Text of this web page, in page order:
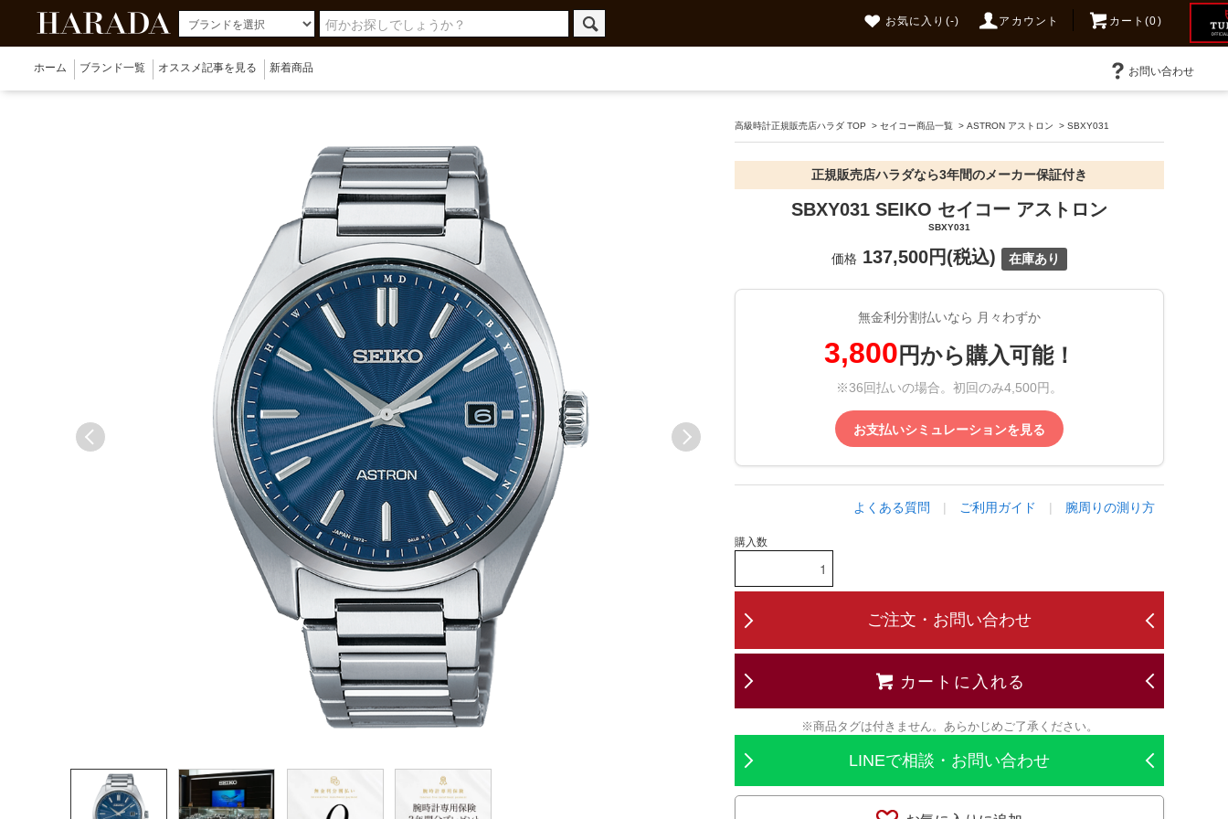
お気に入り (-) アカウント カート(0)
ホーム ブランド一覧 オススメ記事を見る 新着商品 お問い合わせ
高級時計正規販売店ハラダ TOP >セイコー商品一覧 >ASTRON アストロン >SBXY031
正規販売店ハラダなら3年間のメーカー保証付き
SBXY031 SEIKO セイコー アストロン
SBXY031
価格 137,500円(税込) 在庫あり
無金利分割払いなら 月々わずか
3,800 円から購入可能！
※36回払いの場合。初回のみ4,500円。
お支払いシミュレーションを見る
よくある質問 | ご利用ガイド | 腕周りの測り方
購入数
ご注文・お問い合わせ
カートに入れる
※商品タグは付きません。あらかじめご了承ください。
LINEで相談・お問い合わせ